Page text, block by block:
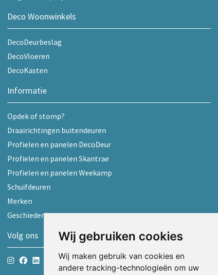
Wij gebruiken cookies
Wij maken gebruik van cookies en
andere tracking-technologieën om uw
Deco Woonwinkels
DecoDeurbeslag
DecoVloeren
DecoKasten
Informatie
Opdek of stomp?
Draairichtingen buitendeuren
Profielen en panelen DecoDeur
Profielen en panelen Skantrae
Profielen en panelen Weekamp
Schuifdeuren
Merken
Geschiedenis
Volg ons